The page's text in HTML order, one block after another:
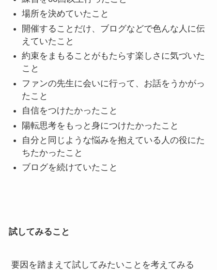
場所を決めていたこと
開催することだけ、ブログなどで色んな人に伝
えていたこと
約束をまもることがもたらす楽しさに気づいた
こと
ファンの先生に会いに行って、お話をうかがっ
たこと
自信をつけたかったこと
陽転思考をもっと身につけたかったこと
自分と同じような悩みを抱えている人の役にた
ちたかったこと
ブログを続けていたこと
試してみること
要因を踏まえて試してみたいことを考えてみる